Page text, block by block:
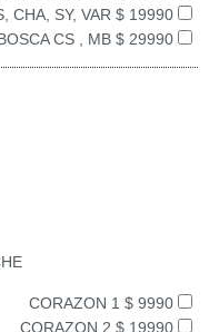
CHA, SY, VAR $ 19990
CS , MB $ 29990
CORAZON 1 $ 9990
CORAZON 2 $ 19990